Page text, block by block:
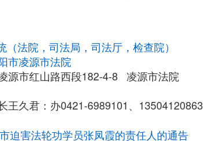
（法院，司法局，司法厅，检查院）
市凌源市法院
源市红山路西段182-4-8 凌源市法院
王久君：办0421-6989101、13504120863
迫害法轮功学员张凤霞的责任人的通告